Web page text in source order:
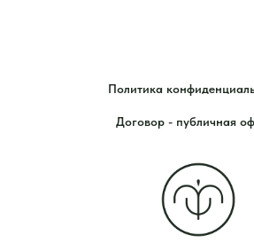
Политика
Договор - публичная